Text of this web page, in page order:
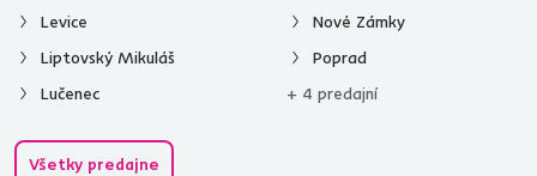
Levice
Liptovský Mikuláš
Lučenec
Nové Zámky
Poprad
+ 4 predajní
Všetky predajne